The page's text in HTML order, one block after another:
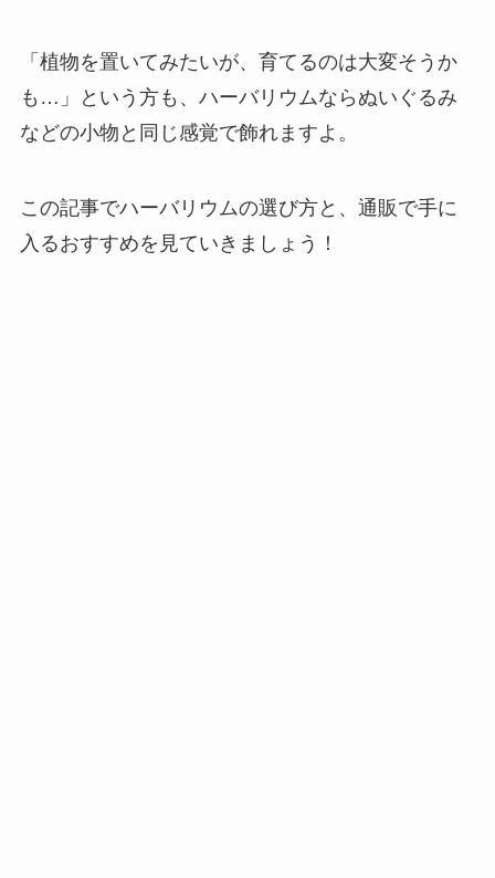
「植物を置いてみたいが、育てるのは大変そうか
も…」という方も、ハーバリウムならぬいぐるみ
などの小物と同じ感覚で飾れますよ。
この記事でハーバリウムの選び方と、通販で手に
入るおすすめを見ていきましょう！